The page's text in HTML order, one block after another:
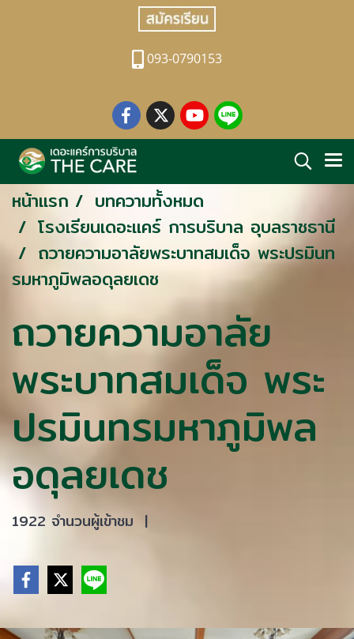
093-0790153
หน้าแรก
บทความทั้งหมด
โรงเรียนเดอะแคร์ การบริบาล อุบลราชธานี
ถวายความอาลัยพระบาทสมเด็จ พระปรมินท
รมหาภูมิพลอดุลยเดช
ถวายความอาลัย
พระบาทสมเด็จ พระ
ปรมินทรมหาภูมิพล
อดุลยเดช
1922 จำนวนผู้เข้าชม |